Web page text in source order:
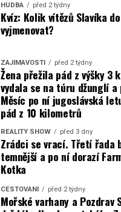
HUDBA před 2 týdny
Kvíz: Kolik vítězů Slavíka
vyjmenovat?
ZAJÍMAVOSTI před 2 týdny
Žena přežila pád z výšky 3
vydala se na túru džunglí a
Měsíc po ní jugoslávská
pád z 10 kilometrů
REALITY SHOW před 3 dny
Zrádci se vrací. Třetí řada
temnější a po ní dorazí
Kotka
CESTOVÁNÍ před 2 týdny
Mořské varhany a Pozdrav